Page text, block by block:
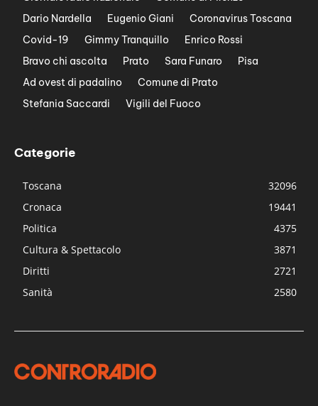
Dario Nardella
Eugenio Giani
Coronavirus Toscana
Covid-19
Gimmy Tranquillo
Enrico Rossi
Bravo chi ascolta
Prato Sara Funaro
Pisa
Ad ovest di padalino
Comune di Prato
Stefania Saccardi
Vigili del Fuoco
Categorie
Toscana
32096
Cronaca
19441
Politica
4375
Cultura & Spettacolo
3871
Diritti
2721
Sanità
2580